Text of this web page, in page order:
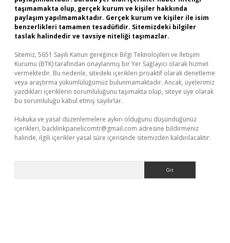
taşımamakta olup, gerçek kurum ve kişiler hakkında
paylaşım yapılmamaktadır. Gerçek kurum ve kişiler ile isim
benzerlikleri tamamen tesadüfidir. Sitemizdeki bilgiler
taslak halindedir ve tavsiye niteliği taşımazlar.
Sitemiz, 5651 Sayılı Kanun gereğince Bilgi Teknolojileri ve İletişim
Kurumu (BTK) tarafından onaylanmış bir Yer Sağlayıcı olarak hizmet
vermektedir. Bu nedenle, sitedeki içerikleri proaktif olarak denetleme
veya araştırma yükümlülüğümüz bulunmamaktadır. Ancak, üyelerimiz
yazdıkları içeriklerin sorumluluğunu taşımakta olup, siteye üye olarak
bu sorumluluğu kabul etmiş sayılırlar.
Hukuka ve yasal düzenlemelere aykırı olduğunu düşündüğünüz
içerikleri, backlinkpanelicomtr@gmail.com adresine bildirmeniz
halinde, ilgili içerikler yasal süre içerisinde sitemizden kaldırılacaktır.